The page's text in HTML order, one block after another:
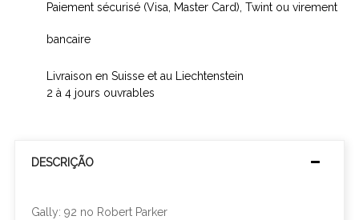
Paiement sécurisé (Visa, Master Card), Twint ou virement
bancaire
Livraison en Suisse et au Liechtenstein
2 à 4 jours ouvrables
DESCRIÇÃO
Gally: 92 no Robert Parker